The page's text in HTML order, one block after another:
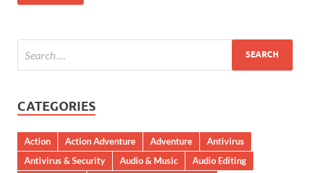
CATEGORIES
Action Action Adventure Adventure
Antivirus
Antivirus & Security
Audio & Music
Audio Editing